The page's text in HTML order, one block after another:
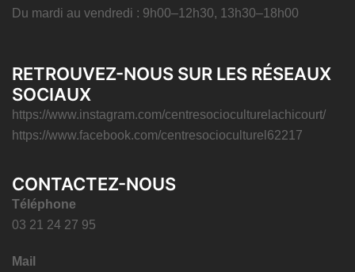
Du mardi au vendredi : 9h00–12h30, 13h30–18h00
RETROUVEZ-NOUS SUR LES RÉSEAUX
SOCIAUX
https://www.instagram.com/centresocioculturelachicourt/
https://www.facebook.com/centresocioculturel62217
CONTACTEZ-NOUS
Téléphone
03 21 24 27 95
Mail